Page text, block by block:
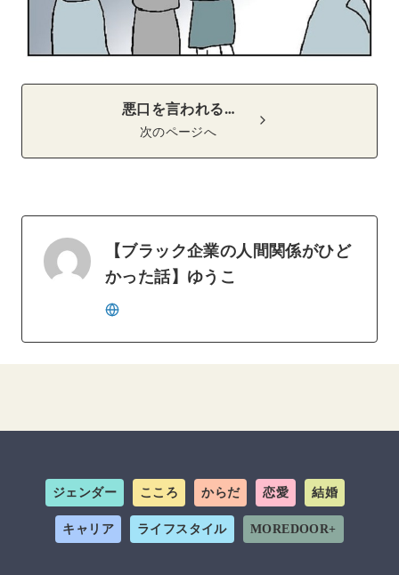
悪口を言われる…
次のページへ
【ブラック企業の人間関係がひど
かった話】ゆうこ
ジェンダー こころ からだ 恋愛 結婚
キャリア ライフスタイル MOREDOOR+